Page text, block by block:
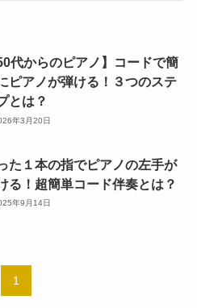
50代からのピアノ】コードで簡
ピアノが弾ける！３つのステ
とは？
年3月20日
た１本の指でピアノの左手が
る！超簡単コード伴奏とは？
年9月14日
1